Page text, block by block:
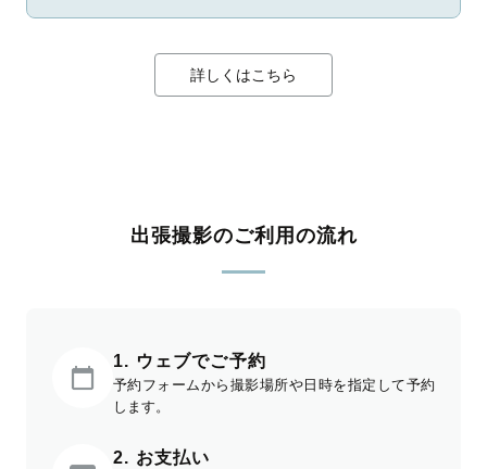
詳しくはこちら
出張撮影のご利用の流れ
1. ウェブでご予約
予約フォームから撮影場所や日時を指定して予約
します。
2. お支払い